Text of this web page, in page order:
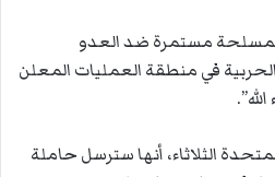
مستمرة ضد العدو
في منطقة العمليات المعلن
الثلاثاء، أنها سترسل حاملة